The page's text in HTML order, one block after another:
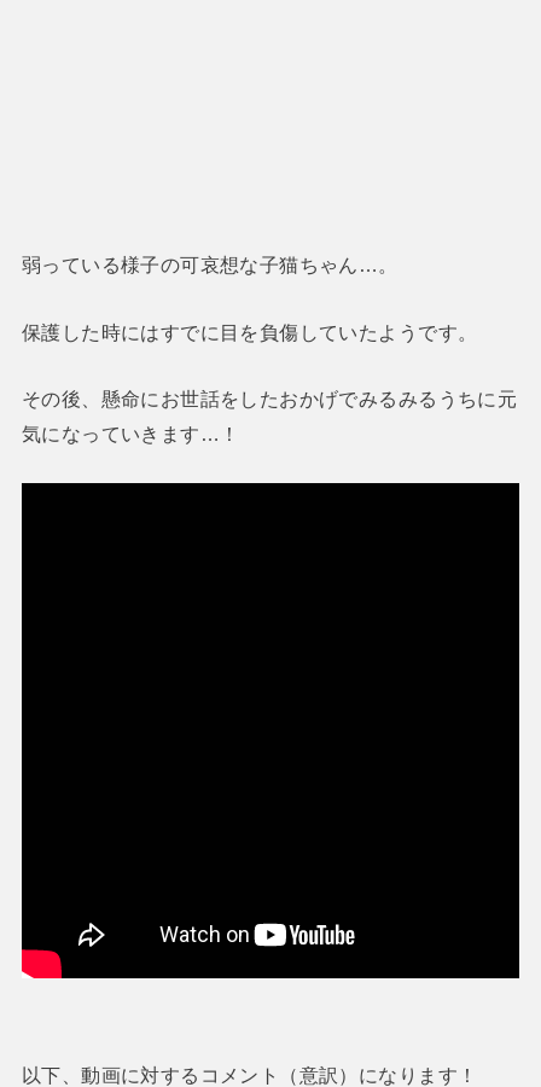
弱っている様子の可哀想な子猫ちゃん…。
保護した時にはすでに目を負傷していたようです。
その後、懸命にお世話をしたおかげでみるみるうちに元
気になっていきます…！
以下、動画に対するコメント（意訳）になります！